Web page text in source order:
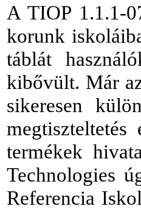
A TIOP 1.1.1-
korunk
táblát
kibővült. Már
sikeresen
termékek
Technologies
Referencia